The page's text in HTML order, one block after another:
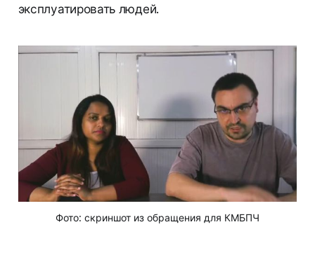
эксплуатировать людей.
Фото: скриншот из обращения для КМБПЧ